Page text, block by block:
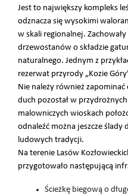
Jest to największy kompleks
odznacza się wysokimi
w skali regionalnej.
drzewostanów o składzie
naturalnego. Jednym z
rezerwat przyrody „Kozie
Nie należy również
duch pozostał w
malowniczych wioskach
odnaleźć można jeszcze
ludowych tradycji.
Na terenie Lasów
przygotowało następującą
Ścieżkę biegową o